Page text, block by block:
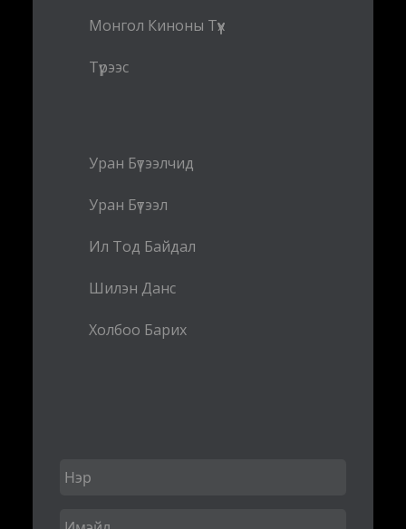
Монгол Киноны Түүх
Түрээс
Уран Бүтээлчид
Уран Бүтээл
Ил Тод Байдал
Шилэн Данс
Холбоо Барих